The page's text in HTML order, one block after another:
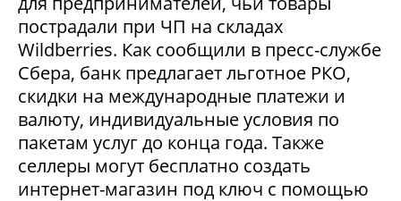
пострадали при ЧП на складах
Wildberries. Как сообщили в пресс-службе
Сбера, банк предлагает льготное РКО,
скидки на международные платежи и
валюту, индивидуальные условия по
пакетам услуг до конца года. Также
селлеры могут бесплатно создать
интернет-магазин под ключ с помощью